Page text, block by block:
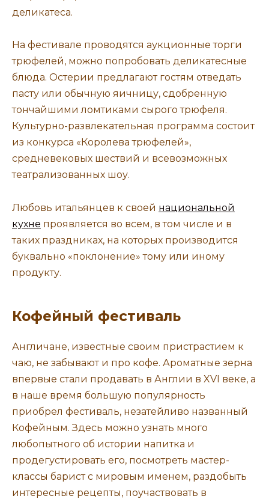
деликатеса.
На фестивале проводятся аукционные торги
трюфелей, можно попробовать деликатесные
блюда. Остерии предлагают гостям отведать
пасту или обычную яичницу, сдобренную
тончайшими ломтиками сырого трюфеля.
Культурно-развлекательная программа состоит
из конкурса «Королева трюфелей»,
средневековых шествий и всевозможных
театрализованных шоу.
Любовь итальянцев к своей национальной
кухне проявляется во всем, в том числе и в
таких праздниках, на которых производится
буквально «поклонение» тому или иному
продукту.
Кофейный фестиваль
Англичане, известные своим пристрастием к
чаю, не забывают и про кофе. Ароматные зерна
впервые стали продавать в Англии в XVI веке, а
в наше время большую популярность
приобрел фестиваль, незатейливо названный
Кофейным. Здесь можно узнать много
любопытного об истории напитка и
продегустировать его, посмотреть мастер-
классы барист с мировым именем, раздобыть
интересные рецепты, поучаствовать в